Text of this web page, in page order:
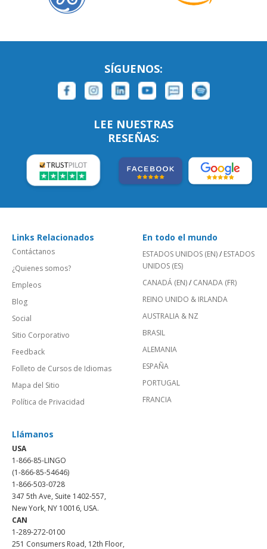
SÍGUENOS:
LEE NUESTRAS
RESEÑAS:
Links Relacionados
Contáctanos
¿Quienes somos?
Empleos
Blog
Social
Sitio Corporativo
Feedback
Folleto de Cursos de Idiomas
Mapa del Sitio
Política de Privacidad
En todo el mundo
ESTADOS UNIDOS (EN)/ ESTADOS
UNIDOS (ES)
CANADÁ (EN)/ CANADA (FR)
REINO UNIDO & IRLANDA
AUSTRALIA & NZ
BRASIL
ALEMANIA
ESPAÑA
PORTUGAL
FRANCIA
Llámanos
USA
1-866-85-LINGO
(1-866-85-54646)
1-866-503-0728
347 5th Ave, Suite 1402-557,
New York, NY 10016, USA.
CAN
1-289-272-0100
251 Consumers Road, 12th Floor,